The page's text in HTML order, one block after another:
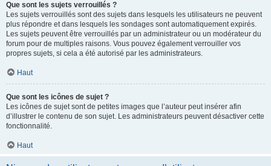
Que sont les sujets verrouillés ?
Les sujets verrouillés sont des sujets dans lesquels les utilisateurs ne peuvent
plus répondre et dans lesquels les sondages sont automatiquement expirés.
Les sujets peuvent être verrouillés par un administrateur ou un modérateur du
forum pour de multiples raisons. Vous pouvez également verrouiller vos
propres sujets, si cela a été autorisé par les administrateurs.
Haut
Que sont les icônes de sujet ?
Les icônes de sujet sont de petites images que l’auteur peut insérer afin
d’illustrer le contenu de son sujet. Les administrateurs peuvent désactiver cette
fonctionnalité.
Haut